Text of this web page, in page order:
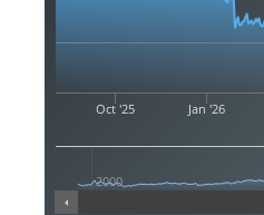
Oct '25 Jan '26
2000